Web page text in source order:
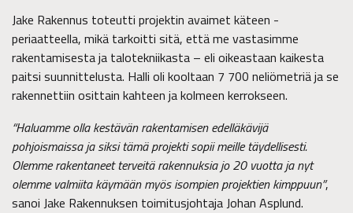
Jake Rakennus toteutti projektin avaimet käteen -
periaatteella, mikä tarkoitti sitä, että me vastasimme
rakentamisesta ja talotekniikasta – eli oikeastaan kaikesta
paitsi suunnittelusta. Halli oli kooltaan 7 700 neliömetriä ja se
rakennettiin osittain kahteen ja kolmeen kerrokseen.
“Haluamme olla kestävän rakentamisen edelläkävijä
pohjoismaissa ja siksi tämä projekti sopii meille täydellisesti.
Olemme rakentaneet terveitä rakennuksia jo 20 vuotta ja nyt
olemme valmiita käymään myös isompien projektien kimppuun”,
sanoi Jake Rakennuksen toimitusjohtaja Johan Asplund.